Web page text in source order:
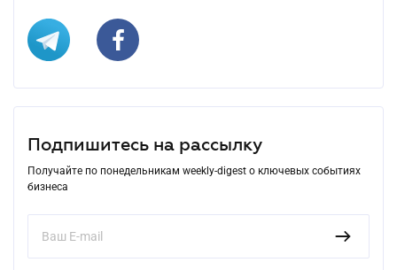
Подпишитесь на рассылку
Получайте по понедельникам weekly-digest о ключевых событиях
бизнеса